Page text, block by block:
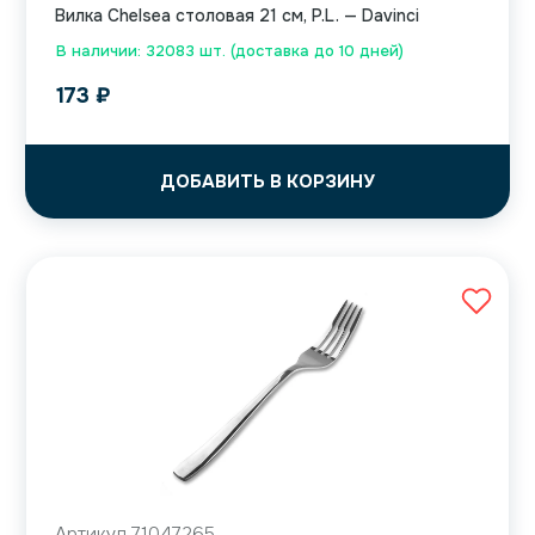
В наличии: 32083 шт. (доставка до 10 дней)
Вилка Chelsea столовая 21 см, P.L. — Davinci
173 ₽
ДОБАВИТЬ В КОРЗИНУ